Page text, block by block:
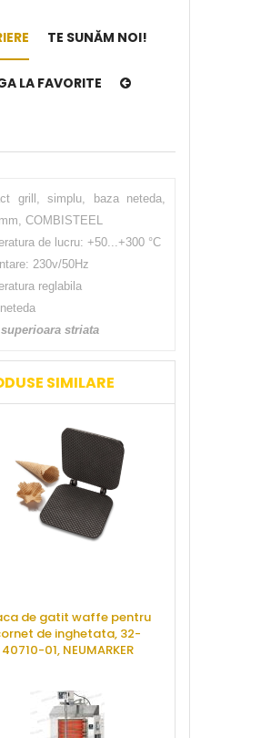
TE SUNĂM NOI!
LA FAVORITE
grill, simplu, baza neteda,
COMBISTEEL
de lucru: +50...+300 °C
230v/50Hz
reglabila
striata
SIMILARE
de gatit waffe pentru
de inghetata, 32-
40710-01, NEUMARKER